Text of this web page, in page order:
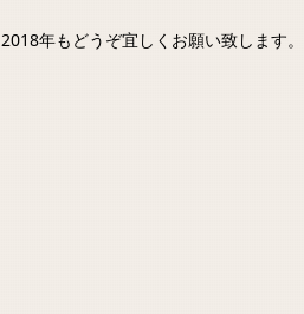
2018年もどうぞ宜しくお願い致します。